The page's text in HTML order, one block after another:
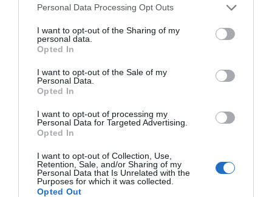
Personal Data Processing Opt Outs
I want to opt-out of the Sharing of my
personal data.
Opted In
I want to opt-out of the Sale of my
Personal Data.
Opted In
I want to opt-out of processing my
Personal Data for Targeted Advertising.
Opted In
I want to opt-out of Collection, Use,
Retention, Sale, and/or Sharing of my
Personal Data that Is Unrelated with the
Purposes for which it was collected.
Opted Out
Beatriz Corredor del apagón y sin
¿Te ha interesado este artículo?
Suscríbete a nuestro newsletter y recibe cada dia
en tu correo lo más destacado de Hispanidad
Tu correo electrónico...